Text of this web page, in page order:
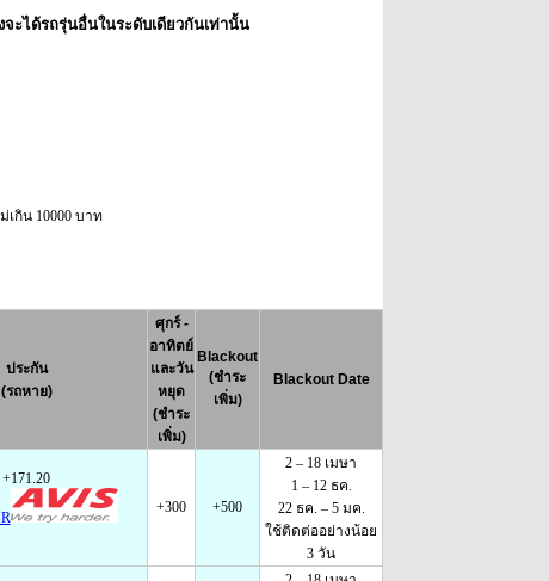
ะได้รถรุ่นอื่นในระดับเดียวกันเท่านั้น
กิน 10000 บาท
ประกัน
(รถหาย)
ศุกร์ -
อาทิตย์
และวัน
หยุด
(ชำระ
เพิ่ม)
Blackout
(ชำระ
เพิ่ม)
Blackout Date
+171.20
+300 +500
2 – 18 เมษา
1 – 12 ธค.
22 ธค. – 5 มค.
ใช้ติดต่ออย่างน้อย
3 วัน